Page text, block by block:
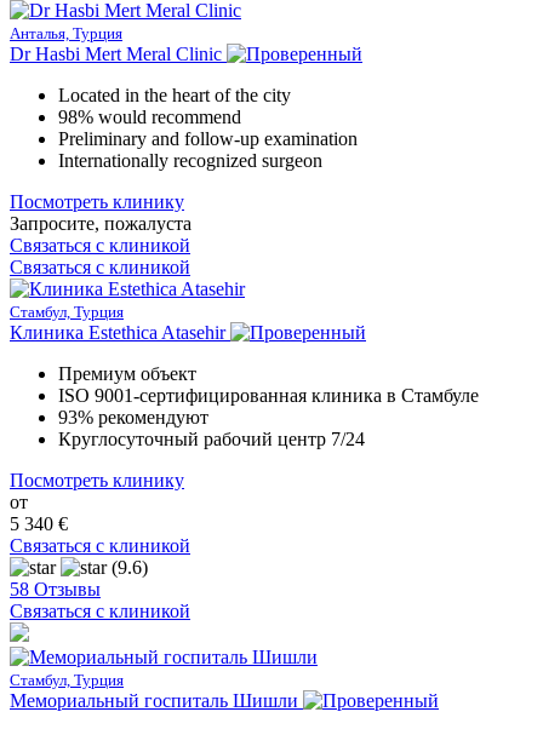
Анталья, Турция
Dr Hasbi Mert Meral Clinic
Located in the heart of the city
98% would recommend
Preliminary and follow-up examination
Internationally recognized surgeon
Посмотреть клинику
Запросите, пожалуста
Связаться с клиникой
Связаться с клиникой
Стамбул, Турция
Клиника Estethica Atasehir
Премиум объект
ISO 9001-сертифицированная клиника в Стамбуле
93% рекомендуют
Круглосуточный рабочий центр 7/24
Посмотреть клинику
от
5 340 €
Связаться с клиникой
(9.6)
58 Отзывы
Связаться с клиникой
Стамбул, Турция
Мемориальный госпиталь Шишли